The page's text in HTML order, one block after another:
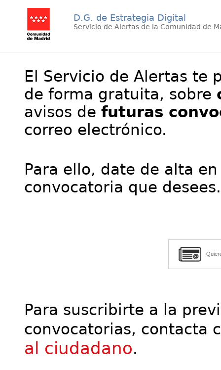
D.G. de Estrategia Digital
Servicio de Alertas de la Comunidad de
El Servicio de Alertas te
de forma gratuita, sobre
avisos de futuras
correo electrónico.
Para ello, date de alta
convocatoria que desees.
Para suscribirte a la
convocatorias, contacta
al ciudadano.